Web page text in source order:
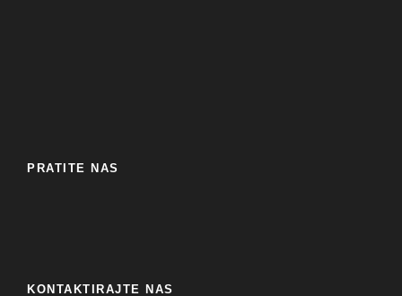
PRATITE NAS
KONTAKTIRAJTE NAS